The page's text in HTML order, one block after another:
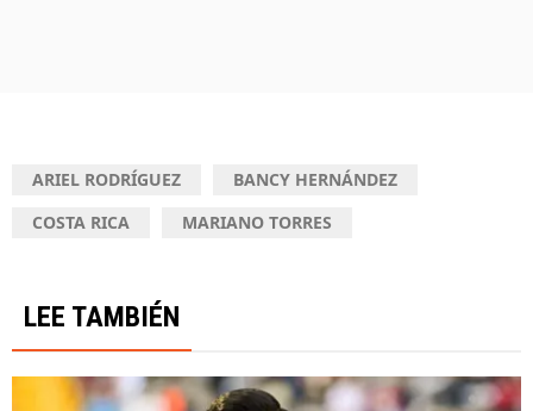
ARIEL RODRÍGUEZ
BANCY HERNÁNDEZ
COSTA RICA
MARIANO TORRES
LEE TAMBIÉN